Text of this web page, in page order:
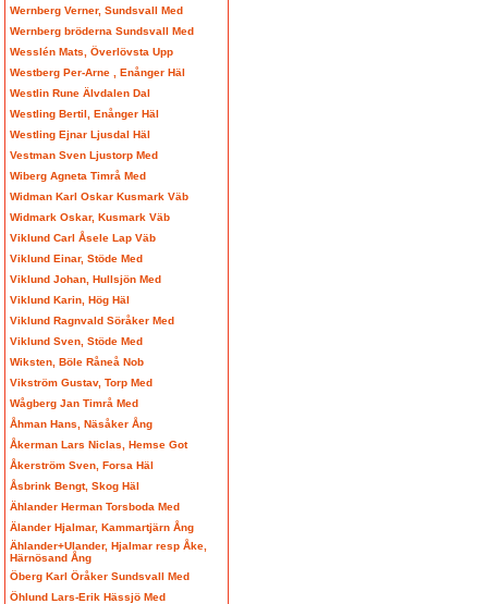
Wernberg Verner, Sundsvall Med
Wernberg bröderna Sundsvall Med
Wesslén Mats, Överlövsta Upp
Westberg Per-Arne , Enånger Häl
Westlin Rune Älvdalen Dal
Westling Bertil, Enånger Häl
Westling Ejnar Ljusdal Häl
Vestman Sven Ljustorp Med
Wiberg Agneta Timrå Med
Widman Karl Oskar Kusmark Väb
Widmark Oskar, Kusmark Väb
Viklund Carl Åsele Lap Väb
Viklund Einar, Stöde Med
Viklund Johan, Hullsjön Med
Viklund Karin, Hög Häl
Viklund Ragnvald Söråker Med
Viklund Sven, Stöde Med
Wiksten, Böle Råneå Nob
Vikström Gustav, Torp Med
Wågberg Jan Timrå Med
Åhman Hans, Näsåker Ång
Åkerman Lars Niclas, Hemse Got
Åkerström Sven, Forsa Häl
Åsbrink Bengt, Skog Häl
Ählander Herman Torsboda Med
Älander Hjalmar, Kammartjärn Ång
Ählander+Ulander, Hjalmar resp Åke,
Härnösand Ång
Öberg Karl Öråker Sundsvall Med
Öhlund Lars-Erik Hässjö Med